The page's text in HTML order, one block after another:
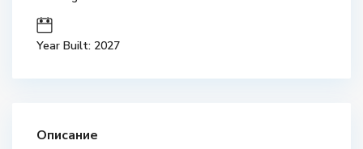
Year Built: 2027
Описание